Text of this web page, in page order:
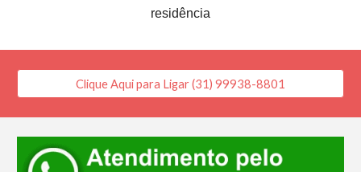
residência
Clique Aqui para Ligar (31) 99938-8801